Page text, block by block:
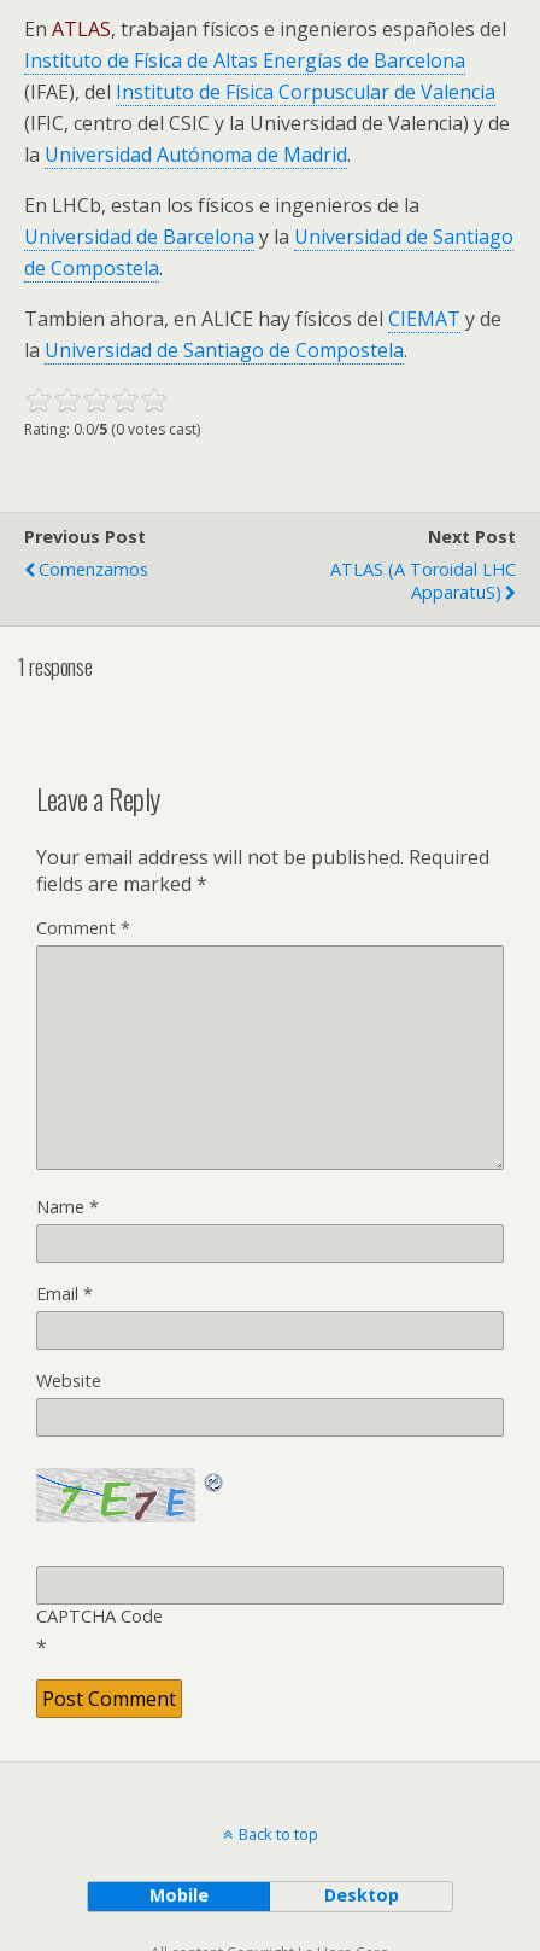
En ATLAS, trabajan físicos e ingenieros españoles del
Instituto de Física de Altas Energías de Barcelona
(IFAE), del Instituto de Física Corpuscular de Valencia
(IFIC, centro del CSIC y la Universidad de Valencia) y de
la Universidad Autónoma de Madrid.
En LHCb, estan los físicos e ingenieros de la
Universidad de Barcelona y la Universidad de Santiago
de Compostela.
Tambien ahora, en ALICE hay físicos del CIEMAT y de
la Universidad de Santiago de Compostela.
Rating: 0.0/5 (0 votes cast)
Previous Post
Comenzamos
Next Post
ATLAS (A Toroidal LHC
ApparatuS)
1 response
Leave a Reply
Your email address will not be published. Required
fields are marked *
Comment *
Name *
Email *
Website
CAPTCHA Code
*
Back to top
Mobile Desktop